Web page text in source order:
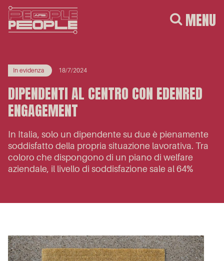
MENU
In evidenza 18/7/2024
DIPENDENTI AL CENTRO CON EDENRED
ENGAGEMENT
In Italia, solo un dipendente su due è pienamente
soddisfatto della propria situazione lavorativa. Tra
coloro che dispongono di un piano di welfare
aziendale, il livello di soddisfazione sale al 64%